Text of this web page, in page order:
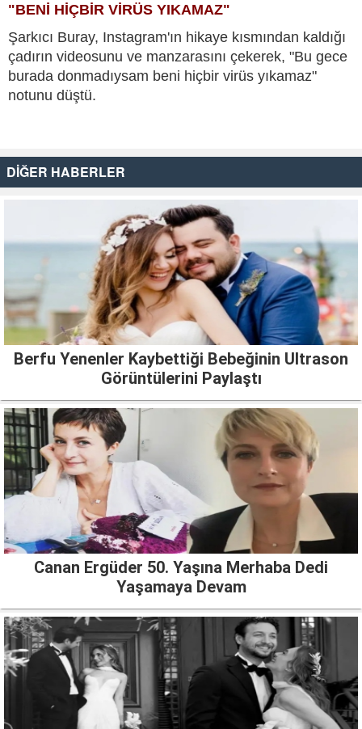
"BENİ HİÇBİR VİRÜS YIKAMAZ"
Şarkıcı Buray, Instagram'ın hikaye kısmından kaldığı
çadırın videosunu ve manzarasını çekerek, "Bu gece
burada donmadıysam beni hiçbir virüs yıkamaz"
notunu düştü.
DİĞER HABERLER
Berfu Yenenler Kaybettiği Bebeğinin Ultrason
Görüntülerini Paylaştı
Canan Ergüder 50. Yaşına Merhaba Dedi
Yaşamaya Devam